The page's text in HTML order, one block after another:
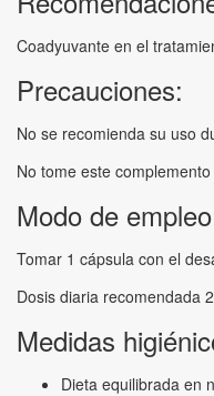
Coadyuvante en el
Precauciones:
No se recomienda su uso
No tome este
Modo de
Tomar 1 cápsula con el
Dosis diaria recomendada
Medidas
Dieta equilibrada en